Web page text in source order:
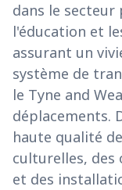
dans le secteur
l'éducation et
assurant un
système de
le Tyne and
déplacements.
haute qualité
culturelles, des
et des